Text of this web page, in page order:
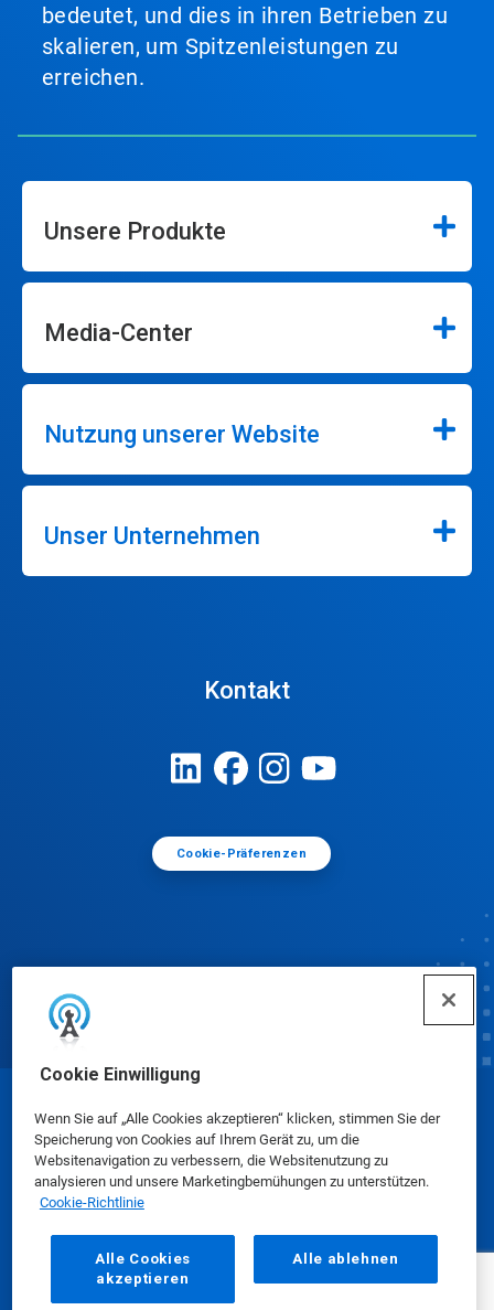
Cookie Einwilligung
Wenn Sie auf „Alle Cookies akzeptieren“ klicken, stimmen Sie der
Speicherung von Cookies auf Ihrem Gerät zu, um die
Websitenavigation zu verbessern, die Websitenutzung zu
analysieren und unsere Marketingbemühungen zu unterstützen.
Cookie-Richtlinie
Alle Cookies
akzeptieren
Alle ablehnen
bedeutet, und dies in ihren Betrieben zu
skalieren, um Spitzenleistungen zu
erreichen.
Unsere Produkte
Media-Center
Nutzung unserer Website
Unser Unternehmen
Kontakt
Cookie-Präferenzen
© Ecolab Inc. 2025
Sicherheitsdatenblätter|Datenschutzrichtlinie